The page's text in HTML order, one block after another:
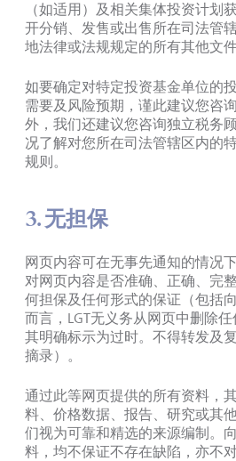
（如适用）及相关集体投资计划
开分销、发售或出售所在司法管
地法律或法规规定的所有其他文
如要确定对特定投资基金单位的
需要及风险预期，谨此建议您咨
外，我们还建议您咨询独立税务
况了解对您所在司法管辖区内的
规则。
3. 无担保
网页内容可在无事先通知的情况
对网页内容是否准确、正确、完
何担保及任何形式的保证（包括
而言，LGT无义务从网页中删除
其明确标示为过时。不得转发及
摘录）。
通过此等网页提供的所有资料，
料、价格数据、报告、研究或其
们视为可靠和精选的来源编制。
料，均不保证不存在缺陷，亦不